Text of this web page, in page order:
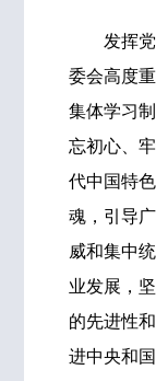
发挥党
委会高度
集体学习
忘初心、
代中国特
魂，引导
威和集中
业发展，
的先进性
进中央和